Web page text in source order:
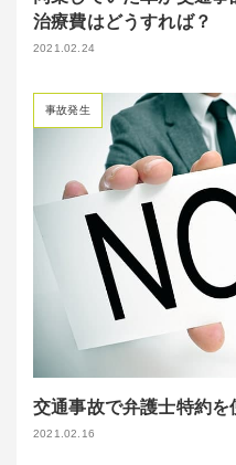
治療費はどうすれば？
2021.02.24
事故発生
交通事故で弁護士特約を
2021.02.16